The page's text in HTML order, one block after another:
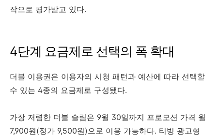
작으로 평가받고 있다.
4단계 요금제로 선택의 폭 확대
더블 이용권은 이용자의 시청 패턴과 예산에 따라 선택할
수 있는 4종의 요금제로 구성됐다.
가장 저렴한 더블 슬림은 9월 30일까지 프로모션 가격 월
7,900원(정가 9,500원)으로 이용 가능하다. 티빙 광고형